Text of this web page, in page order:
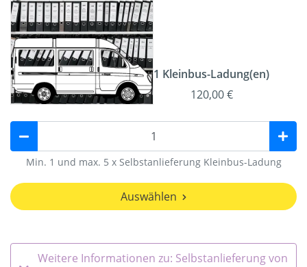
1 Kleinbus-Ladung(en)
120,00 €
Min. 1 und max. 5 x Selbstanlieferung Kleinbus-Ladung
Auswählen
Weitere Informationen zu: Selbstanlieferung von